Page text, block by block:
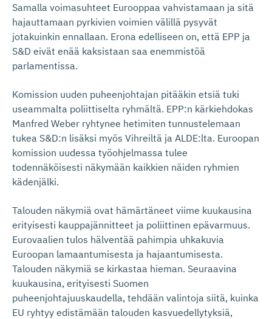
Samalla voimasuhteet Eurooppaa vahvistamaan ja sitä
hajauttamaan pyrkivien voimien välillä pysyvät
jotakuinkin ennallaan. Erona edelliseen on, että EPP ja
S&D eivät enää kaksistaan saa enemmistöä
parlamentissa.
Komission uuden puheenjohtajan pitääkin etsiä tuki
useammalta poliittiselta ryhmältä. EPP:n kärkiehdokas
Manfred Weber ryhtynee hetimiten tunnustelemaan
tukea S&D:n lisäksi myös Vihreiltä ja ALDE:lta. Euroopan
komission uudessa työohjelmassa tulee
todennäköisesti näkymään kaikkien näiden ryhmien
kädenjälki.
Talouden näkymiä ovat hämärtäneet viime kuukausina
erityisesti kauppajännitteet ja poliittinen epävarmuus.
Eurovaalien tulos hälventää pahimpia uhkakuvia
Euroopan lamaantumisesta ja hajaantumisesta.
Talouden näkymiä se kirkastaa hieman. Seuraavina
kuukausina, erityisesti Suomen
puheenjohtajuuskaudella, tehdään valintoja siitä, kuinka
EU ryhtyy edistämään talouden kasvuedellytyksiä,